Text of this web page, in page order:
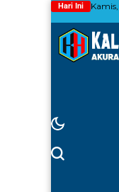
Hari Ini